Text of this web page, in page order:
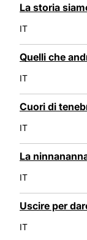
La storia
IT
Quelli che
IT
Cuori di
IT
La
IT
Uscire per
IT